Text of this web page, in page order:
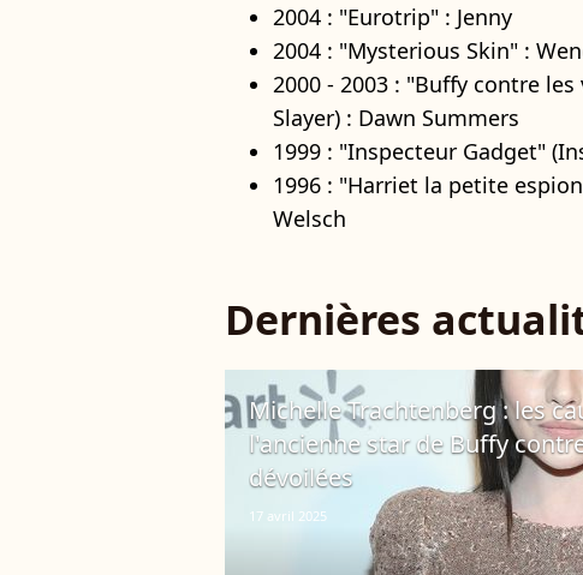
2004 : "Eurotrip" : Jenny
2004 : "Mysterious Skin" :
2000 - 2003 : "Buffy contre
Slayer) : Dawn Summers
1999 : "Inspecteur Gadget"
1996 : "Harriet la petite
Welsch
Dernières
Michelle Trachtenberg : les
l'ancienne star de Buffy
dévoilées
17 avril 2025